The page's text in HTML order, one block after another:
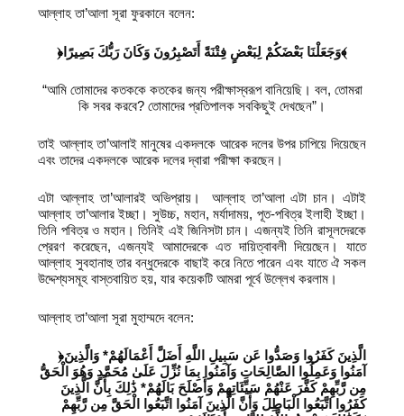
আল্লাহ তা’আলা সূরা ফুরকানে বলেন:
﴿وَجَعَلْنَا بَعْضَكُمْ لِبَعْضٍ فِتْنَةً أَتَصْبِرُونَ وَكَانَ رَبُّكَ بَصِيرًا﴾
“আমি তোমাদের কতককে কতকের জন্য পরীক্ষাস্বরূপ বানিয়েছি। বল, তোমরা
কি সবর করবে? তোমাদের প্রতিপালক সবকিছুই দেখছেন”।
তাই আল্লাহ তা’আলাই মানুষের একদলকে আরেক দলের উপর চাপিয়ে দিয়েছেন
এবং তাদের একদলকে আরেক দলের দ্বারা পরীক্ষা করছেন।
এটা আল্লাহ তা’আলারই অভিপ্রায়। আল্লাহ তা’আলা এটা চান। এটাই
আল্লাহ তা’আলার ইচ্ছা। সুউচ্চ, মহান, মর্যাদাময়, পূত-পবিত্র ইলাহী ইচ্ছা।
তিনি পবিত্র ও মহান। তিনিই এই জিনিসটা চান। এজন্যই তিনি রাসূলদেরকে
প্রেরণ করেছেন, এজন্যই আমাদেরকে এত দায়িত্বাবলী দিয়েছেন। যাতে
আল্লাহ সুবহানাহু তার বন্ধুদেরকে বাছাই করে নিতে পারেন এবং যাতে ঐ সকল
উদ্দেশ্যসমূহ বাস্তবায়িত হয়, যার কয়েকটি আমরা পূর্বে উল্লেখ করলাম।
আল্লাহ তা’আলা সূরা মুহাম্মদে বলেন:
﴿الَّذِينَ كَفَرُوا وَصَدُّوا عَن سَبِيلِ اللَّهِ أَضَلَّ أَعْمَالَهُمْ* وَالَّذِينَ
آمَنُوا وَعَمِلُوا الصَّالِحَاتِ وَآمَنُوا بِمَا نُزِّلَ عَلَىٰ مُحَمَّدٍ وَهُوَ الْحَقُّ
مِن رَّبِّهِمْ كَفَّرَ عَنْهُمْ سَيِّئَاتِهِمْ وَأَصْلَحَ بَالَهُمْ* ذَٰلِكَ بِأَنَّ الَّذِينَ
كَفَرُوا اتَّبَعُوا الْبَاطِلَ وَأَنَّ الَّذِينَ آمَنُوا اتَّبَعُوا الْحَقَّ مِن رَّبِّهِمْ